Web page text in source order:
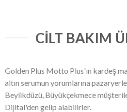
CILT BAKIM
Golden Plus Motto Plus'ın kardeş
altın serumun yorumlarına
Beylikdüzü, Büyükçekmece
Dijital'den gelip alabilirler.